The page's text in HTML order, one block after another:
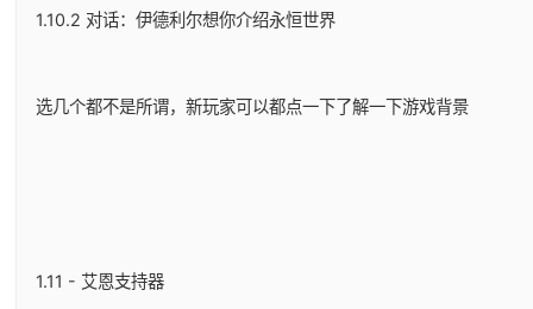
1.10.2 对话：伊德利尔想你介绍永恒世界
选几个都不是所谓，新玩家可以都点一下了解一下游戏背景
1.11 - 艾恩支持器